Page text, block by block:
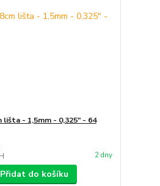
lišta - 1,5mm - 0,325" - 64
2 dny
Přidat do košíku